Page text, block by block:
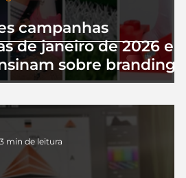
campanhas
de janeiro de 2026 e
sobre branding
3 min de leitura